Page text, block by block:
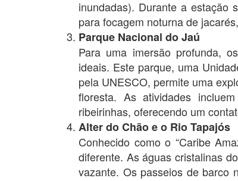
inundadas). Durante a estação
para focagem noturna de
Parque Nacional do Jaú
Para uma imersão profunda,
ideais. Este parque, uma
pela UNESCO, permite uma
floresta. As atividades
ribeirinhas, oferecendo um
Alter do Chão e o Rio Tapajós
Conhecido como o “Caribe
diferente. As águas cristalinas
vazante. Os passeios de barco